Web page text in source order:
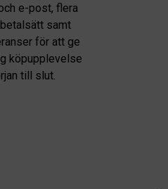
e-post, flera
samt
för att ge
köpupplevelse
till slut.